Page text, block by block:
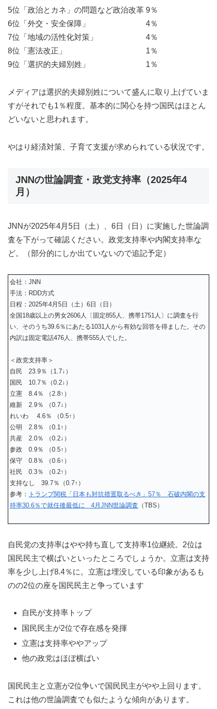
5位「政治とカネ」の問題など政治改革 9％
6位「外交・安全保障」 4％
7位「地域の活性化対策」 4％
8位「憲法改正」 1％
9位「選択的夫婦別姓」 1％
メディアは選択的夫婦別姓について盛んに取り上げていま
すがそれでも1％程度。基本的に関心を持つ国民はほとん
どいないと思われます。
やはり経済対策、子育て支援が求められている状況です。
JNNの世論調査・政党支持率（2025年4
月）
JNNが2025年4月5日（土）、6日（日） に実施した世論調
査を下がって確認ください。政党支持率や内閣支持率な
ど。（部分的にしか出ていないので追記予定）
会社：JNN
手法：RDD方式
日程：2025年4月5日（土）6日（日）
全国18歳以上の男女2606人〔固定855人、携帯1751人〕に調査を行
い、そのうち39.6％にあたる1031人から有効な回答を得ました。その
内訳は固定電話476人、携帯555人でした。
＜政党支持率＞
自民 23.9％（1.7↓）
国民 10.7％（0.2↓）
立憲 8.4％ （2.8↑）
維新 2.9％ （0.7↓）
れいわ 4.6％ （0.5↑）
公明 2.8％ （0.1↑）
共産 2.0％ （0.2↓）
参政 0.9％ （0.5↑）
保守 0.8％ （0.6↑）
社民 0.3％ （0.2↑）
支持なし 39.7％（0.7↑）
参考： トランプ関税「日本も対抗措置取るべき」57％ 石破内閣の支
持率30.6％で就任後最低に 4月JNN世論調査 （TBS）
自民党の支持率はやや持ち直して支持率1位継続。2位は
国民民主で横ばいといったところでしょうか。立憲は支持
率を少し上げ8.4％に。立憲は埋没している印象があるも
のの2位の座を国民民主と争っています
自民が支持率トップ
国民民主が2位で存在感を発揮
立憲は支持率ややアップ
他の政党はほぼ横ばい
国民民主と立憲が2位争いで国民民主がやや上回ります。
これは他の世論調査でも似たような傾向があります。